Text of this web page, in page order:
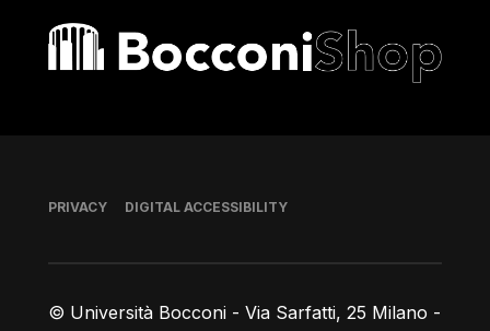
Bocconi shop
© Università Bocconi - Via Sarfatti, 25 Milano -
Footer
PRIVACY DIGITAL ACCESSIBILITY